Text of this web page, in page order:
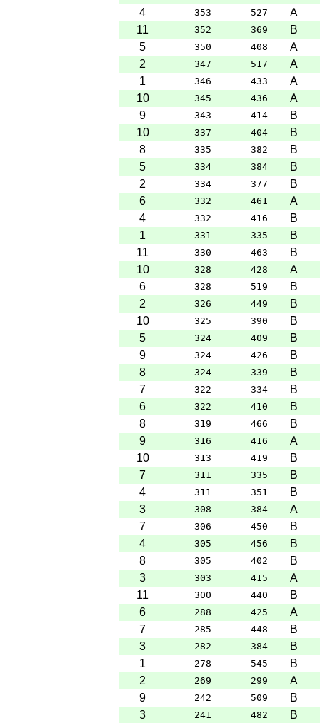
4
353 527
A
11
352 369
B
5
350 408
A
2
347 517
A
1
346 433
A
10
345 436
A
9
343 414
B
10
337 404
B
8
335 382
B
5
334 384
B
2
334 377
B
6
332 461
A
4
332 416
B
1
331 335
B
11
330 463
B
10
328 428
A
6
328 519
B
2
326 449
B
10
325 390
B
5
324 409
B
9
324 426
B
8
324 339
B
7
322 334
B
6
322 410
B
8
319 466
B
9
316 416
A
10
313 419
B
7
311 335
B
4
311 351
B
3
308 384
A
7
306 450
B
4
305 456
B
8
305 402
B
3
303 415
A
11
300 440
B
6
288 425
A
7
285 448
B
3
282 384
B
1
278 545
B
2
269 299
A
9
242 509
B
3
241 482
B